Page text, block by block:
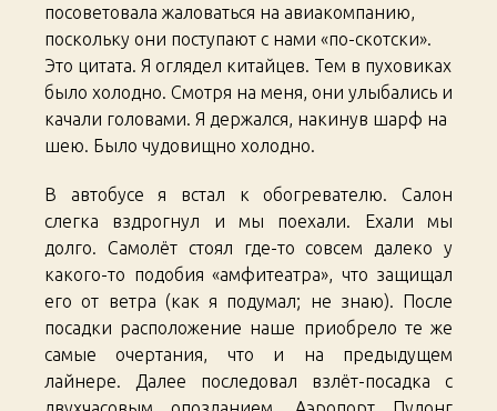
посоветовала жаловаться на авиакомпанию,
поскольку они поступают с нами «по-скотски».
Это цитата. Я оглядел китайцев. Тем в пуховиках
было холодно. Смотря на меня, они улыбались и
качали головами. Я держался, накинув шарф на
шею. Было чудовищно холодно.
В автобусе я встал к обогревателю. Салон
слегка вздрогнул и мы поехали. Ехали мы
долго. Самолёт стоял где-то совсем далеко у
какого-то подобия «амфитеатра», что защищал
его от ветра (как я подумал; не знаю). После
посадки расположение наше приобрело те же
самые очертания, что и на предыдущем
лайнере. Далее последовал взлёт-посадка с